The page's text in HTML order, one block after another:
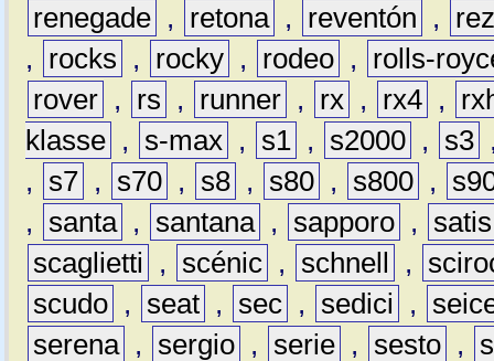
renegade , retona , reventón ,
,
rocks , rocky , rodeo ,
rolls-
rover , rs , runner , rx , rx4 ,
klasse , s-max , s1 , s2000 , s3
,
s7 , s70 , s8 , s80 , s800 ,
,
santa , santana , sapporo ,
satis
scaglietti
, scénic , schnell ,
scudo , seat , sec , sedici ,
serena , sergio , serie , sesto ,